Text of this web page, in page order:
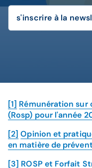
s'inscrire à la
[1] Rémunération
(Rosp) pour l'année
[2] Opinion et
en matière de
[3] ROSP et Forfait